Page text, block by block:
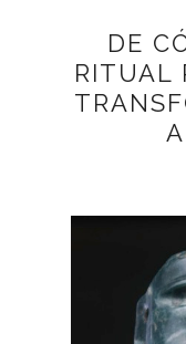
DE
RITUAL